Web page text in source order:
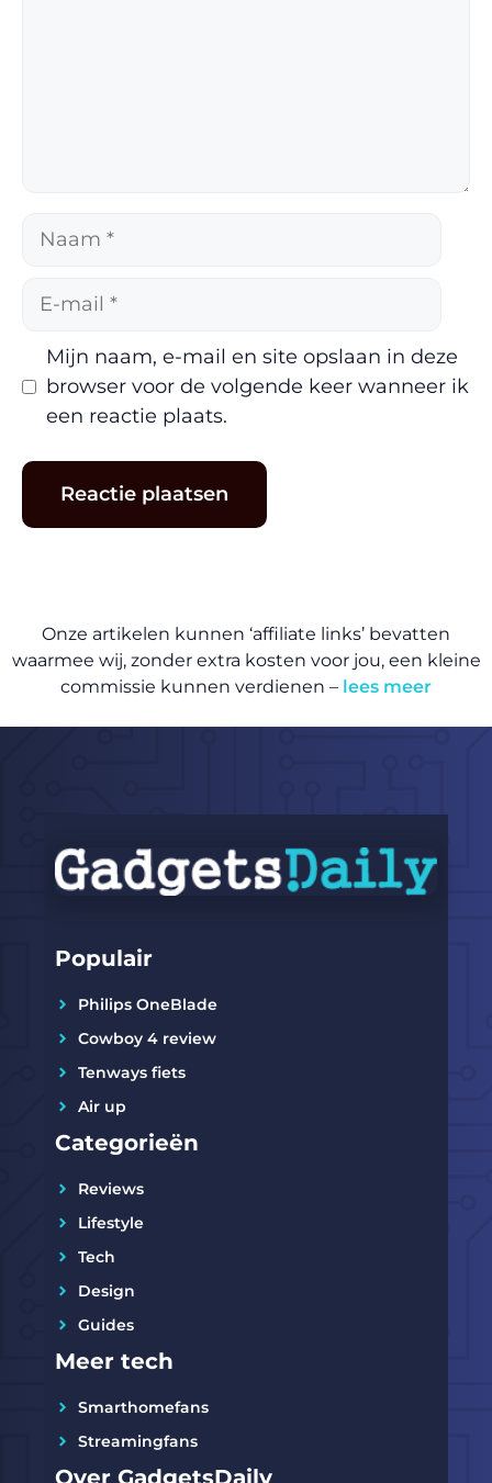
Naam
Mijn naam, e-mail en site opslaan in deze
browser voor de volgende keer wanneer ik
een reactie plaats.
Onze artikelen kunnen ‘affiliate links’ bevatten
waarmee wij, zonder extra kosten voor jou, een kleine
commissie kunnen verdienen – lees meer
Populair
Philips OneBlade
Cowboy 4 review
Tenways fiets
Air up
Categorieën
Reviews
Lifestyle
Tech
Design
Guides
Meer tech
Smarthomefans
Streamingfans
Over GadgetsDaily